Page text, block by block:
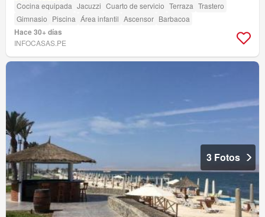
Cocina equipada Jacuzzi Cuarto de servicio Terraza Trastero
Gimnasio Piscina Área infantil Ascensor Barbacoa
Hace 30+ días
INFOCASAS.PE
3 Fotos